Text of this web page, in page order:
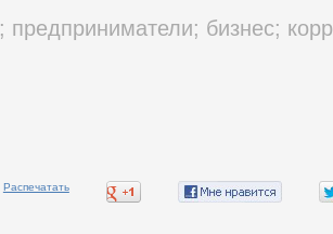
; предприниматели; бизнес;
Распечатать